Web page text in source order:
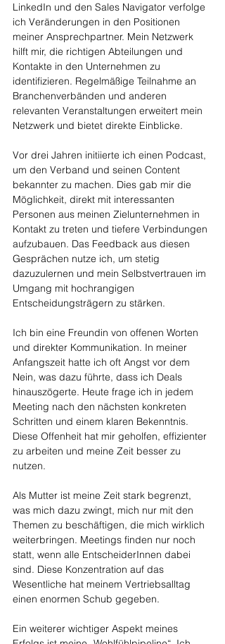
LinkedIn und den Sales Navigator verfolge
ich Veränderungen in den Positionen
meiner Ansprechpartner. Mein Netzwerk
hilft mir, die richtigen Abteilungen und
Kontakte in den Unternehmen zu
identifizieren. Regelmäßige Teilnahme an
Branchenverbänden und anderen
relevanten Veranstaltungen erweitert mein
Netzwerk und bietet direkte Einblicke.
Vor drei Jahren initiierte ich einen Podcast,
um den Verband und seinen Content
bekannter zu machen. Dies gab mir die
Möglichkeit, direkt mit interessanten
Personen aus meinen Zielunternehmen in
Kontakt zu treten und tiefere Verbindungen
aufzubauen. Das Feedback aus diesen
Gesprächen nutze ich, um stetig
dazuzulernen und mein Selbstvertrauen im
Umgang mit hochrangigen
Entscheidungsträgern zu stärken.
Ich bin eine Freundin von offenen Worten
und direkter Kommunikation. In meiner
Anfangszeit hatte ich oft Angst vor dem
Nein, was dazu führte, dass ich Deals
hinauszögerte. Heute frage ich in jedem
Meeting nach den nächsten konkreten
Schritten und einem klaren Bekenntnis.
Diese Offenheit hat mir geholfen, effizienter
zu arbeiten und meine Zeit besser zu
nutzen.
Als Mutter ist meine Zeit stark begrenzt,
was mich dazu zwingt, mich nur mit den
Themen zu beschäftigen, die mich wirklich
weiterbringen. Meetings finden nur noch
statt, wenn alle EntscheiderInnen dabei
sind. Diese Konzentration auf das
Wesentliche hat meinem Vertriebsalltag
einen enormen Schub gegeben.
Ein weiterer wichtiger Aspekt meines